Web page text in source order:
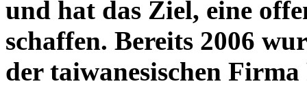
und hat das Ziel, eine
schaffen. Bereits 2006
der taiwanesischen